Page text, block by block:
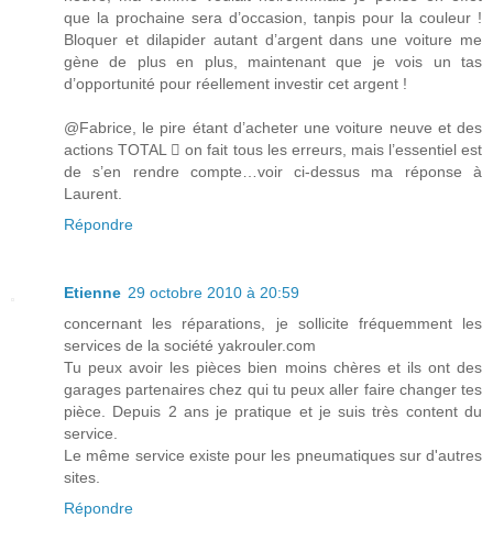
que la prochaine sera d’occasion, tanpis pour la couleur !
Bloquer et dilapider autant d’argent dans une voiture me
gène de plus en plus, maintenant que je vois un tas
d’opportunité pour réellement investir cet argent !
@Fabrice, le pire étant d’acheter une voiture neuve et des
actions TOTAL  on fait tous les erreurs, mais l’essentiel est
de s’en rendre compte…voir ci-dessus ma réponse à
Laurent.
Répondre
Etienne 29 octobre 2010 à 20:59
concernant les réparations, je sollicite fréquemment les
services de la société yakrouler.com
Tu peux avoir les pièces bien moins chères et ils ont des
garages partenaires chez qui tu peux aller faire changer tes
pièce. Depuis 2 ans je pratique et je suis très content du
service.
Le même service existe pour les pneumatiques sur d'autres
sites.
Répondre